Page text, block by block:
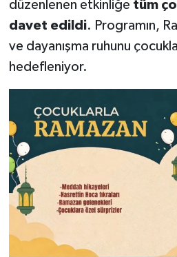
düzenlenen etkinliğe tüm
davet edildi. Programın,
ve dayanışma ruhunu
hedefleniyor.